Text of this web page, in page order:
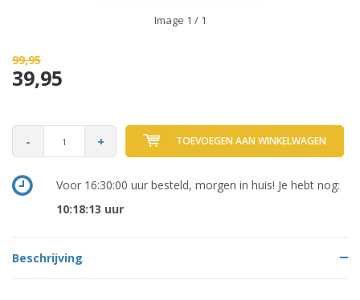
Image 1 / 1
99,95
39,95
- + TOEVOEGEN AAN WINKELWAGEN
Voor 16:30:00 uur besteld, morgen in huis! Je hebt nog:
10:18:13 uur
Beschrijving